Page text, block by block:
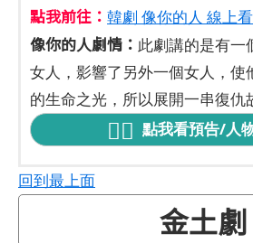
點我前往： 韓劇 像你的人 線上看
像你的人劇情： 此劇講的是有一
女人，影響了另外一個女人，使
的生命之光，所以展開一串復仇
點我看預告/人
回到最上面
金土劇